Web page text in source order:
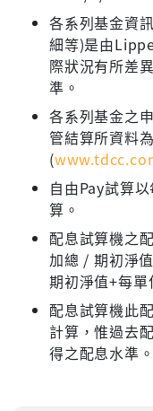
各系列基金資
細等)是由
際狀況有所差
準。
各系列基金之
管結算所資料
(
自由Pay試算
算。
配息試算機之
加總 / 期初淨
期初淨值+每
配息試算機此
計算，惟過去
得之配息水準。